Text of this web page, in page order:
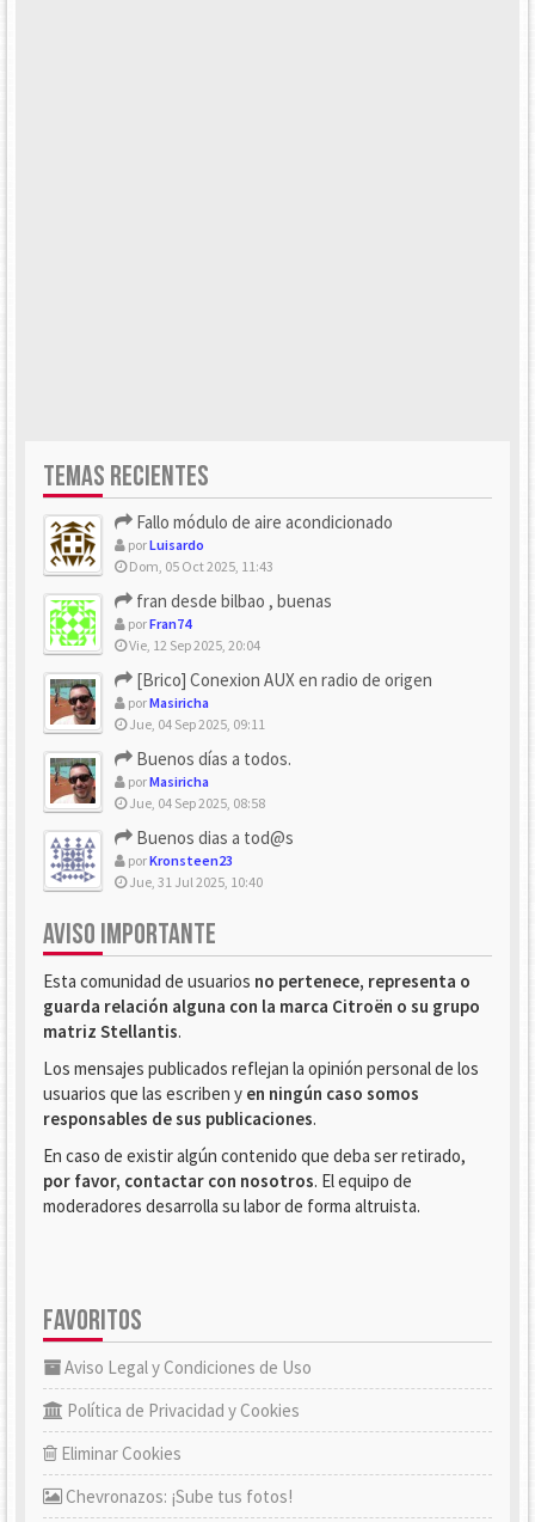
TEMAS RECIENTES
Fallo módulo de aire acondicionado
porLuisardo
Dom, 05 Oct 2025, 11:43
fran desde bilbao , buenas
porFran74
Vie, 12 Sep 2025, 20:04
[Brico] Conexion AUX en radio de origen
porMasiricha
Jue, 04 Sep 2025, 09:11
Buenos días a todos.
porMasiricha
Jue, 04 Sep 2025, 08:58
Buenos dias a tod@s
porKronsteen23
Jue, 31 Jul 2025, 10:40
AVISO IMPORTANTE
Esta comunidad de usuarios no pertenece, representa o
guarda relación alguna con la marca Citroën o su grupo
matriz Stellantis.
Los mensajes publicados reflejan la opinión personal de los
usuarios que las escriben y en ningún caso somos
responsables de sus publicaciones.
En caso de existir algún contenido que deba ser retirado,
por favor, contactar con nosotros. El equipo de
moderadores desarrolla su labor de forma altruista.
FAVORITOS
Aviso Legal y Condiciones de Uso
Política de Privacidad y Cookies
Eliminar Cookies
Chevronazos: ¡Sube tus fotos!